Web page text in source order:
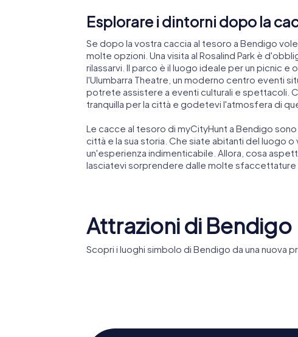
Esplorare i dintorni dopo la
Se dopo la vostra caccia al tesoro a Bendigo
molte opzioni. Una visita al Rosalind Park è
rilassarvi. Il parco è il luogo ideale per un picnic
l'Ulumbarra Theatre, un moderno centro eventi
potrete assistere a eventi culturali e spettacoli.
tranquilla per la città e godetevi l'atmosfera di
Le cacce al tesoro di myCityHunt a Bendigo
città e la sua storia. Che siate abitanti del luogo
un'esperienza indimenticabile. Allora, cosa
lasciatevi sorprendere dalle molte
Attrazioni di Bendigo
Scopri i luoghi simbolo di Bendigo da una nuova